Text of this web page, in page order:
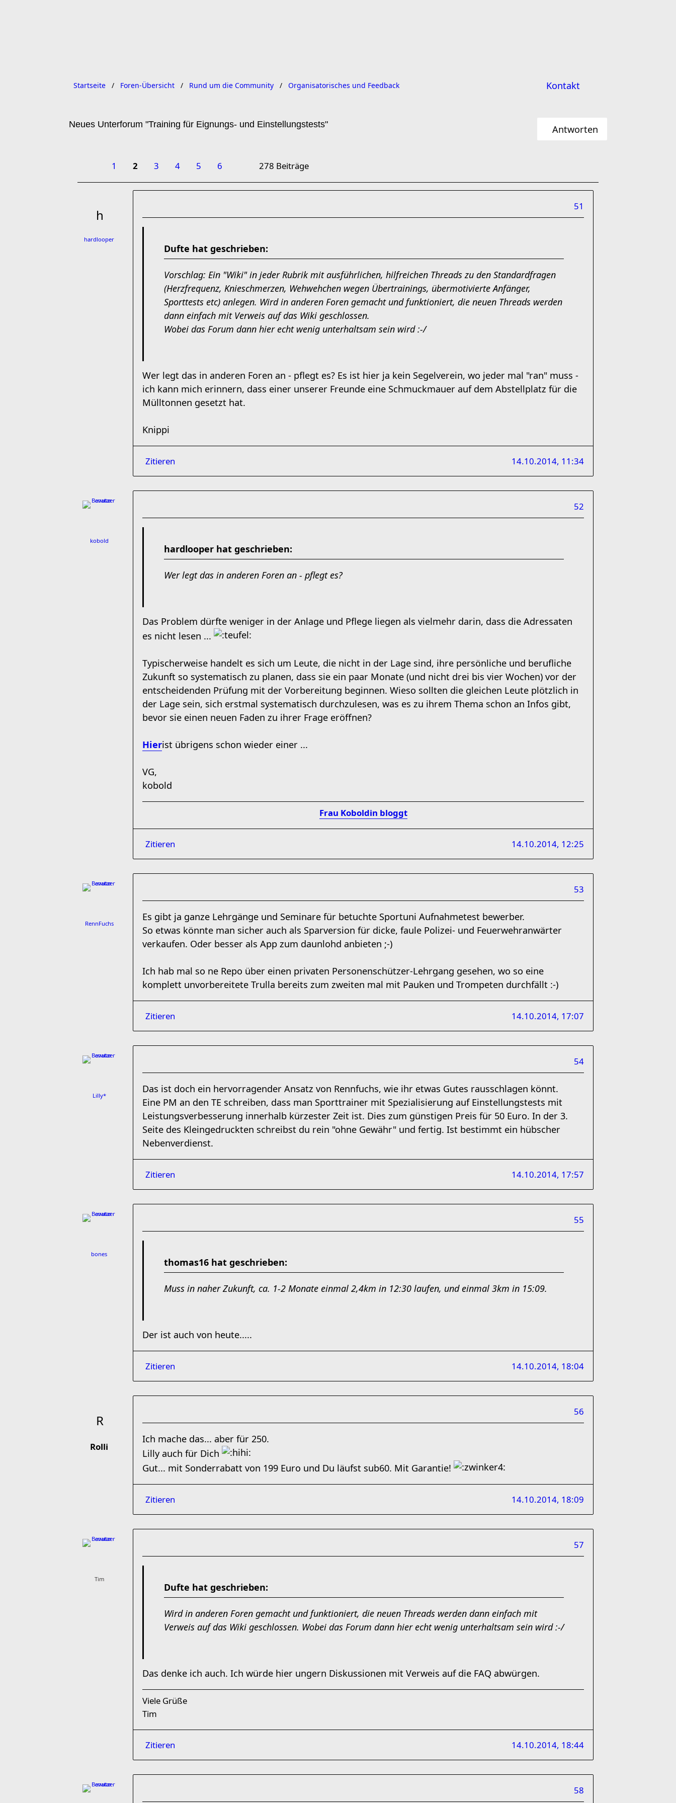
Kontakt
Startseite Foren-Übersicht Rund um die Community Organisatorisches und Feedback
Neues Unterforum "Training für Eignungs- und Einstellungstests" Antworten
1 2 3 4 5 6 278 Beiträge
hardlooper
51
Dufte hat geschrieben:
Vorschlag: Ein "Wiki" in jeder Rubrik mit ausführlichen, hilfreichen Threads zu den Standardfragen
(Herzfrequenz, Knieschmerzen, Wehwehchen wegen Übertrainings, übermotivierte Anfänger,
Sporttests etc) anlegen. Wird in anderen Foren gemacht und funktioniert, die neuen Threads werden
dann einfach mit Verweis auf das Wiki geschlossen.
Wobei das Forum dann hier echt wenig unterhaltsam sein wird :-/
Wer legt das in anderen Foren an - pflegt es? Es ist hier ja kein Segelverein, wo jeder mal "ran" muss -
ich kann mich erinnern, dass einer unserer Freunde eine Schmuckmauer auf dem Abstellplatz für die
Mülltonnen gesetzt hat.
Knippi
Zitieren 14.10.2014, 11:34
kobold
52
hardlooper hat geschrieben:
Wer legt das in anderen Foren an - pflegt es?
Das Problem dürfte weniger in der Anlage und Pflege liegen als vielmehr darin, dass die Adressaten
es nicht lesen ...
Typischerweise handelt es sich um Leute, die nicht in der Lage sind, ihre persönliche und berufliche
Zukunft so systematisch zu planen, dass sie ein paar Monate (und nicht drei bis vier Wochen) vor der
entscheidenden Prüfung mit der Vorbereitung beginnen. Wieso sollten die gleichen Leute plötzlich in
der Lage sein, sich erstmal systematisch durchzulesen, was es zu ihrem Thema schon an Infos gibt,
bevor sie einen neuen Faden zu ihrer Frage eröffnen?
Hierist übrigens schon wieder einer ...
VG,
kobold
Frau Koboldin bloggt
Zitieren 14.10.2014, 12:25
RennFuchs
53
Es gibt ja ganze Lehrgänge und Seminare für betuchte Sportuni Aufnahmetest bewerber.
So etwas könnte man sicher auch als Sparversion für dicke, faule Polizei- und Feuerwehranwärter
verkaufen. Oder besser als App zum daunlohd anbieten ;-)
Ich hab mal so ne Repo über einen privaten Personenschützer-Lehrgang gesehen, wo so eine
komplett unvorbereitete Trulla bereits zum zweiten mal mit Pauken und Trompeten durchfällt :-)
Zitieren 14.10.2014, 17:07
Lilly*
54
Das ist doch ein hervorragender Ansatz von Rennfuchs, wie ihr etwas Gutes rausschlagen könnt.
Eine PM an den TE schreiben, dass man Sporttrainer mit Spezialisierung auf Einstellungstests mit
Leistungsverbesserung innerhalb kürzester Zeit ist. Dies zum günstigen Preis für 50 Euro. In der 3.
Seite des Kleingedruckten schreibst du rein "ohne Gewähr" und fertig. Ist bestimmt ein hübscher
Nebenverdienst.
Zitieren 14.10.2014, 17:57
bones
55
thomas16 hat geschrieben:
Muss in naher Zukunft, ca. 1-2 Monate einmal 2,4km in 12:30 laufen, und einmal 3km in 15:09.
Der ist auch von heute.....
Zitieren 14.10.2014, 18:04
Rolli
56
Ich mache das... aber für 250.
Lilly auch für Dich
Gut... mit Sonderrabatt von 199 Euro und Du läufst sub60. Mit Garantie!
Zitieren 14.10.2014, 18:09
Tim
57
Dufte hat geschrieben:
Wird in anderen Foren gemacht und funktioniert, die neuen Threads werden dann einfach mit
Verweis auf das Wiki geschlossen. Wobei das Forum dann hier echt wenig unterhaltsam sein wird :-/
Das denke ich auch. Ich würde hier ungern Diskussionen mit Verweis auf die FAQ abwürgen.
Viele Grüße
Tim
Zitieren 14.10.2014, 18:44
58